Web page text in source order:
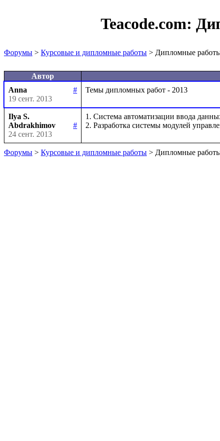
Teacode.com:
Форумы > Курсовые и дипломные работы > Дипломные
Автор
Anna
#
19 сент. 2013
Ilya S.
Abdrakhimov
#
24 сент. 2013
1. Система автоматизации ввода
Форумы > Курсовые и дипломные работы > Дипломные